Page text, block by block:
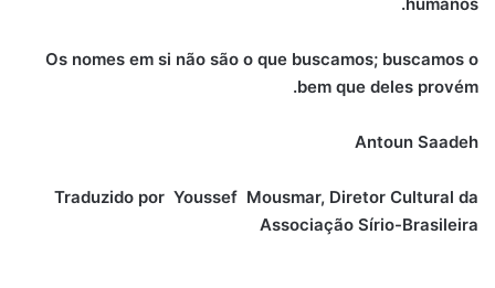
Os nomes em si não são o que buscamos; buscamos o
bem que deles provém.
Antoun Saadeh
Traduzido por Youssef Mousmar, Diretor Cultural da
Associação Sírio-Brasileira